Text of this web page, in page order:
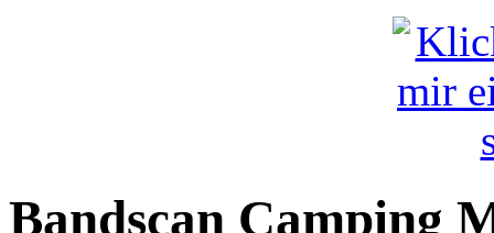
Bandscan Camping